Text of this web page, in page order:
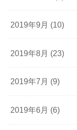
2019年9月 (10)
2019年8月 (23)
2019年7月 (9)
2019年6月 (6)